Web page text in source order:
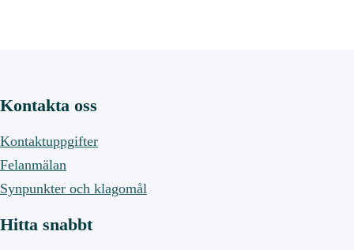
Kontakta oss
Kontaktuppgifter
Felanmälan
Synpunkter och klagomål
Hitta snabbt